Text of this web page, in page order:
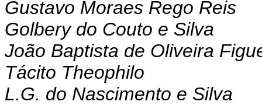
Gustavo Moraes Rego Reis
Golbery do Couto e Silva
João Baptista de Oliveira
Tácito Theophilo
L.G. do Nascimento e Silva